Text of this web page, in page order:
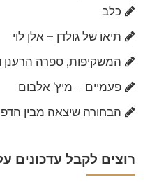
כלב
תיאו של גולדן – אלן לוי
המשקיפות, ספרה הרענן
פעמיים – מיץ’ אלבום
הבחורה שיצאה מבין
?רוצים לקבל עדכונים